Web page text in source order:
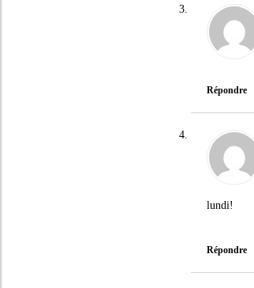
Répondre
lundi!
Répondre